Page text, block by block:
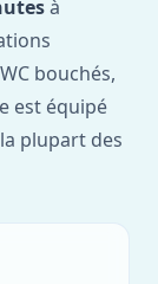
à
bouchés,
est équipé
plupart des